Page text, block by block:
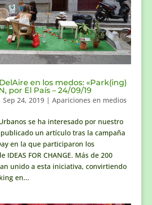
en los medos: «Park(ing)
por El País – 24/09/19
Sep 24, 2019| Apariciones en medios
se ha interesado por nuestro
un artículo tras la campaña
en la que participaron los
IDEAS FOR CHANGE. Más de 200
unido a esta iniciativa, convirtiendo
en...